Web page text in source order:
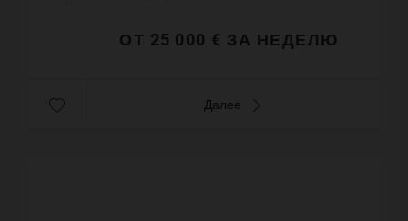
ОТ 25 000 € ЗА НЕДЕЛЮ
Далее